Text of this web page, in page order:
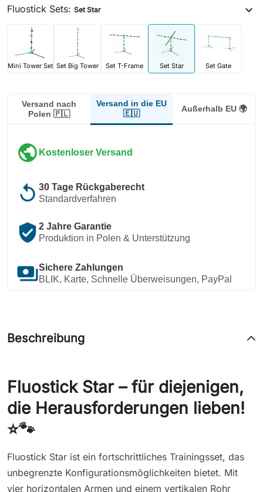
Fluostick Sets: Set Star expand_more
Mini Tower Set Set Big Tower Set T-Frame Set Star Set Gate
Versand nach
Polen 🇵🇱
Versand in die EU
🇪🇺
Außerhalb EU 🌍
public Kostenloser Versand
replay 30 Tage Rückgaberecht
Standardverfahren
verified_user 2 Jahre Garantie
Produktion in Polen & Unterstützung
paymentsSichere Zahlungen
BLIK, Karte, Schnelle Überweisungen, PayPal
Beschreibung
Fluostick Star – für diejenigen,
die Herausforderungen lieben!
⭐🐾
Fluostick Star ist ein fortschrittliches Trainingsset, das
unbegrenzte Konfigurationsmöglichkeiten bietet. Mit
vier horizontalen Armen und einem vertikalen Rohr